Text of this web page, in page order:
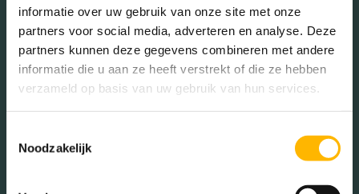
informatie over uw gebruik van onze site met onze
partners voor social media, adverteren en analyse. Deze
partners kunnen deze gegevens combineren met andere
informatie die u aan ze heeft verstrekt of die ze hebben
verzameld op basis van uw gebruik van hun services.
Noodzakelijk
Parken Parkeerplaats
Sportschool Winkels